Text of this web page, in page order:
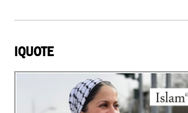
IQUOTE